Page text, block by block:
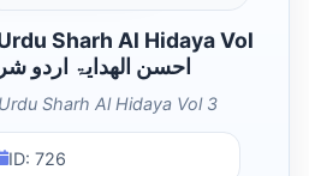
Sharh Al Hidaya Vol
3,4 احسن الھدایۃ اردو
Sharh Al Hidaya Vol 3
ID: 726